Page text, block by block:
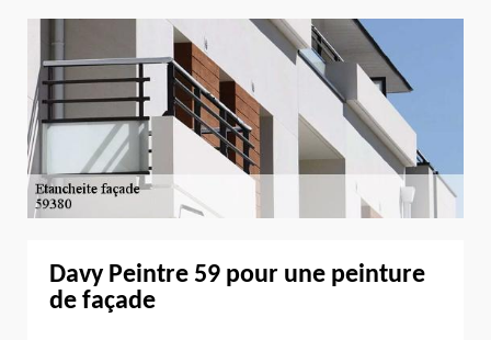
Davy Peintre 59 pour une peinture
de façade